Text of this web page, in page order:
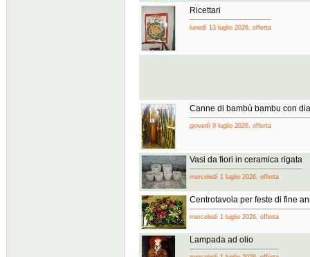
Ricettari
lunedì 13 luglio 2026, offerta
Canne di bambù bambu con
giovedì 9 luglio 2026, offerta
Vasi da fiori in ceramica rigata
mercoledì 1 luglio 2026, offerta
Centrotavola per feste di fine
mercoledì 1 luglio 2026, offerta
Lampada ad olio